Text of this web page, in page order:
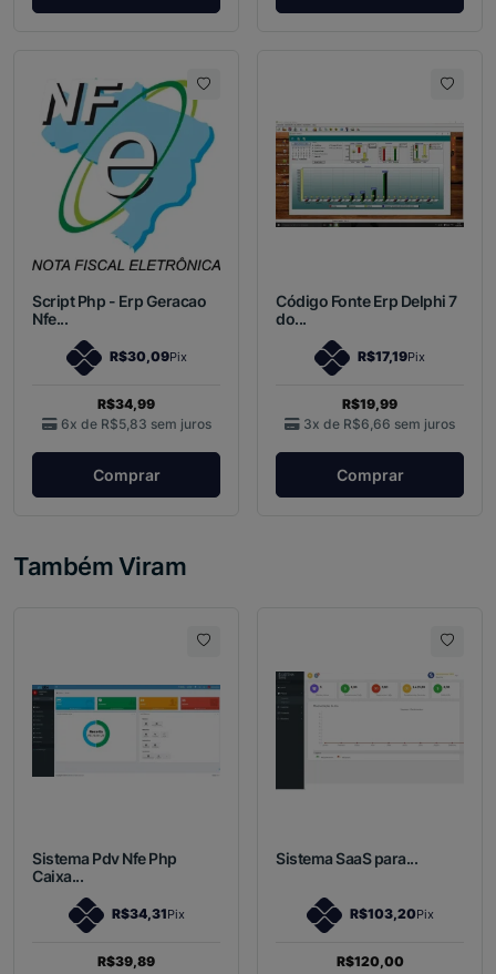
Script Php - Erp Geracao
Nfe...
R$30,09Pix
R$34,99
6x de R$5,83 sem juros
Comprar
Código Fonte Erp Delphi 7
do...
R$17,19Pix
R$19,99
3x de R$6,66 sem juros
Comprar
Também Viram
Sistema Pdv Nfe Php
Caixa...
R$34,31Pix
R$39,89
Sistema SaaS para...
R$103,20Pix
R$120,00